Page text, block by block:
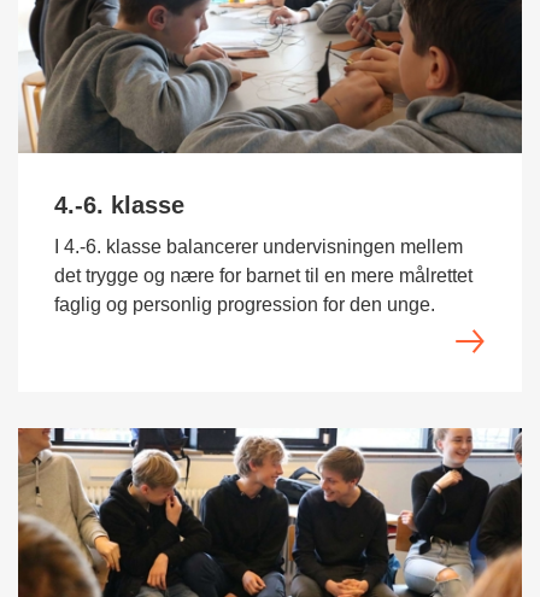
4.-6. klasse
I 4.-6. klasse balancerer undervisningen mellem
det trygge og nære for barnet til en mere målrettet
faglig og personlig progression for den unge.